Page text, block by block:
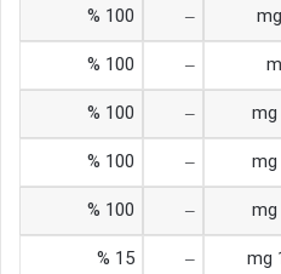
–
100 %
–
100 %
–
100 %
–
100 %
–
100 %
–
15 %